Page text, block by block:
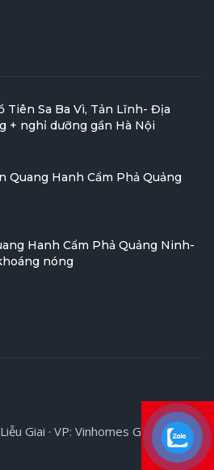
Tiên Sa Ba Vì, Tản Lĩnh- Địa
+ nghỉ dưỡng gần Hà Nội
Quang Hanh Cẩm Phả Quảng
Hanh Cẩm Phả Quảng Ninh-
nóng
Giai · VP: Vinhomes Gardenia,